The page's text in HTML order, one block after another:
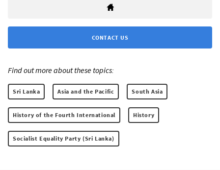
CONTACT US
Find out more about these topics:
Sri Lanka Asia and the Pacific South Asia
History of the Fourth International History
Socialist Equality Party (Sri Lanka)